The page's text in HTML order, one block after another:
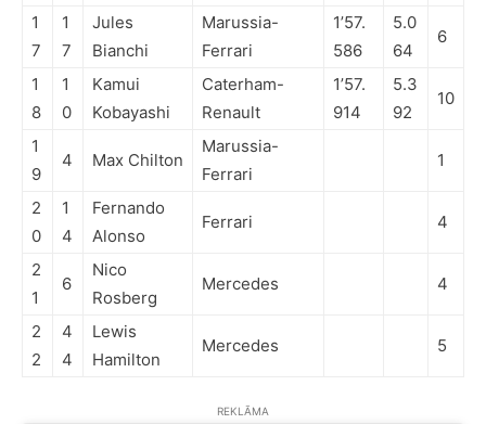
1
7
1
7
Jules
Bianchi
Marussia-
Ferrari
1’57.
586
5.0
64
6
1
8
1
0
Kamui
Kobayashi
Caterham-
Renault
1’57.
914
5.3
92
10
1
9
4 Max Chilton
Marussia-
Ferrari
1
2
0
1
4
Fernando
Alonso
Ferrari 4
2
1
6
Nico
Rosberg
Mercedes 4
2
2
4
4
Lewis
Hamilton
Mercedes 5
REKLĀMA